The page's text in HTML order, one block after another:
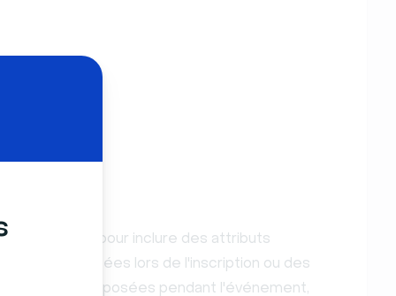
pour inclure des attributs
personnalisées lors de l'inscription ou des
de questions posées pendant l'événement,